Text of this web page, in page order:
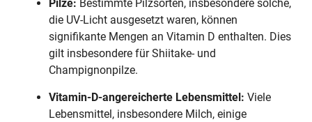
Pilze: Bestimmte Pilzsorten, insbesondere solche,
die UV-Licht ausgesetzt waren, können
signifikante Mengen an Vitamin D enthalten. Dies
gilt insbesondere für Shiitake- und
Champignonpilze.
Vitamin-D-angereicherte Lebensmittel: Viele
Lebensmittel, insbesondere Milch, einige